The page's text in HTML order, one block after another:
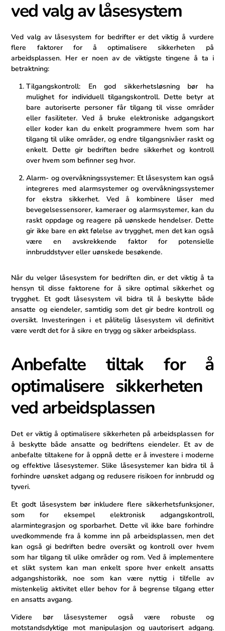
ved valg av låsesystem
Ved valg av låsesystem for bedrifter‍ er‌ det viktig å vurdere
flere faktorer for å optimalisere sikkerheten på
arbeidsplassen. Her er noen av de viktigste tingene ⁣å ta​ i
⁣betraktning:
Tilgangskontroll: En god sikkerhetsløsning bør ha‌
mulighet for individuell tilgangskontroll. Dette betyr ⁢at
bare autoriserte personer får tilgang‍ til visse⁣ områder⁢
eller fasiliteter. ​Ved å bruke⁤ elektroniske adgangskort
eller koder kan du enkelt programmere hvem som ‌har
tilgang til ulike områder, og ​endre tilgangsnivåer raskt og
enkelt. Dette gir⁢ bedriften bedre sikkerhet og ⁣kontroll⁤
over ⁤hvem som‍ befinner seg hvor.
Alarm- og overvåkningssystemer: Et låsesystem kan også
integreres med alarmsystemer og overvåkningssystemer
for ekstra‍ sikkerhet. Ved ⁢å kombinere låser med
bevegelsessensorer, kameraer og alarmsystemer,⁤ kan du
raskt oppdage og reagere på ⁤uønskede hendelser. Dette
gir ikke bare en økt følelse av trygghet, men‍ det‍ kan også
være en avskrekkende faktor for potensielle
innbruddstyver‌ eller uønskede besøkende.
Når du velger låsesystem for bedriften din, er⁣ det viktig ‌å ta
hensyn til ​disse faktorene for å sikre ⁢optimal sikkerhet og
trygghet. Et godt ‍låsesystem ⁤vil bidra til å beskytte både
ansatte og eiendeler, samtidig som det gir bedre kontroll og
oversikt. Investeringen i et pålitelig låsesystem⁣ vil definitivt
være verdt det for å sikre en trygg og sikker arbeidsplass.
Anbefalte tiltak for⁤ å
optimalisere sikkerheten ​
ved arbeidsplassen
Det er viktig å optimalisere sikkerheten på arbeidsplassen ​for
å beskytte både ⁣ansatte og bedriftens ‍eiendeler. ⁤Et av de
anbefalte tiltakene for å ‍oppnå⁤ dette er å ⁢investere i moderne
og effektive ⁣låsesystemer. Slike låsesystemer kan bidra til å
⁤forhindre uønsket⁢ adgang og ‌redusere risikoen for innbrudd og
tyveri.
Et ⁢godt låsesystem bør inkludere flere sikkerhetsfunksjoner,
som for eksempel elektronisk adgangskontroll,
alarmintegrasjon og⁤ sporbarhet. Dette vil ikke bare forhindre
uvedkommende fra å komme inn på arbeidsplassen, men​ det
kan også gi bedriften ⁤bedre oversikt og ⁣kontroll over hvem
som har tilgang til ulike områder og rom.​ Ved⁢ å implementere
et slikt system kan⁣ man enkelt ‌spore hver enkelt ansatts
adgangshistorikk, noe som kan være nyttig i tilfelle av
mistenkelig aktivitet ⁣eller behov for å begrense tilgang etter
en ansatts avgang.
Videre bør låsesystemer også ⁣være robuste og
motstandsdyktige mot manipulasjon og ⁣uautorisert⁢ adgang.